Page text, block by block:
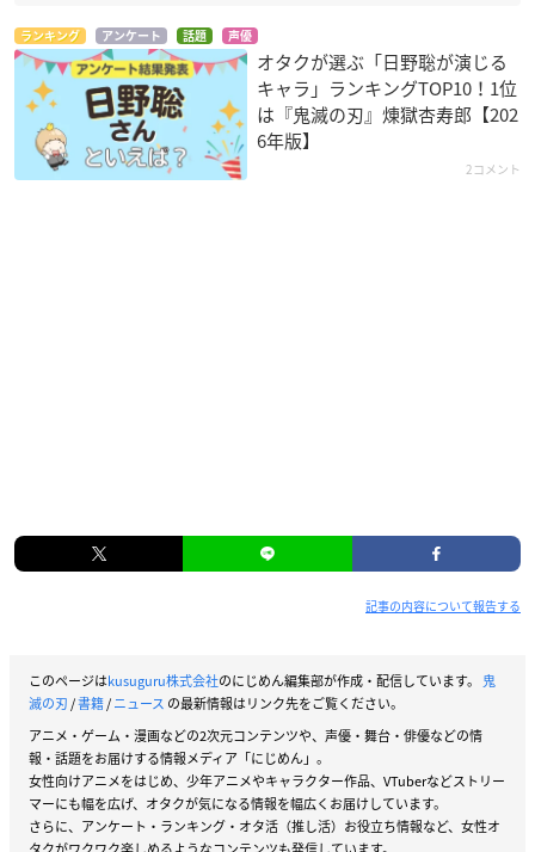
ランキング アンケート 話題 声優
オタクが選ぶ「日野聡が演じる
キャラ」ランキングTOP10！1位
は『鬼滅の刃』煉󠄁獄杏寿郎【202
6年版】
2コメント
記事の内容について報告する
このページはkusuguru株式会社のにじめん編集部が作成・配信しています。 鬼
滅の刃/書籍/ニュース の最新情報はリンク先をご覧ください。
アニメ・ゲーム・漫画などの2次元コンテンツや、声優・舞台・俳優などの情
報・話題をお届けする情報メディア「にじめん」。
女性向けアニメをはじめ、少年アニメやキャラクター作品、VTuberなどストリー
マーにも幅を広げ、オタクが気になる情報を幅広くお届けしています。
さらに、アンケート・ランキング・オタ活（推し活）お役立ち情報など、女性オ